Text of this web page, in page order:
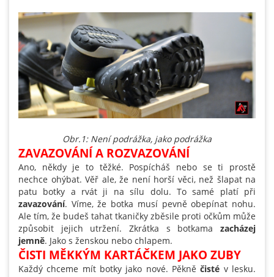
Obr.1: Není podrážka, jako podrážka
ZAVAZOVÁNÍ A ROZVAZOVÁNÍ
Ano, někdy je to těžké. Pospícháš nebo se ti prostě
nechce ohýbat. Věř ale, že není horší věci, než šlapat na
patu botky a rvát ji na sílu dolu. To samé platí při
zavazování. Víme, že botka musí pevně obepínat nohu.
Ale tím, že budeš tahat tkaničky zběsile proti očkům může
způsobit jejich utržení. Zkrátka s botkama zacházej
jemně. Jako s ženskou nebo chlapem.
ČISTI MĚKKÝM KARTÁČKEM JAKO ZUBY
Každý chceme mít botky jako nové. Pěkněčisté v lesku.